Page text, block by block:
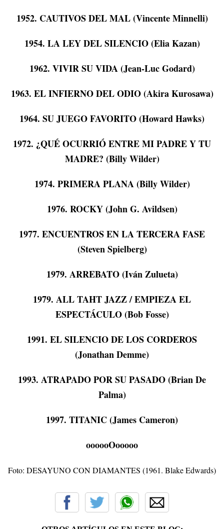
1952. CAUTIVOS DEL MAL (Vincente Minnelli)
1954. LA LEY DEL SILENCIO (Elia Kazan)
1962. VIVIR SU VIDA (Jean-Luc Godard)
1963. EL INFIERNO DEL ODIO (Akira Kurosawa)
1964. SU JUEGO FAVORITO (Howard Hawks)
1972. ¿QUÉ OCURRIÓ ENTRE MI PADRE Y TU
MADRE? (Billy Wilder)
1974. PRIMERA PLANA (Billy Wilder)
1976. ROCKY (John G. Avildsen)
1977. ENCUENTROS EN LA TERCERA FASE
(Steven Spielberg)
1979. ARREBATO (Iván Zulueta)
1979. ALL TAHT JAZZ / EMPIEZA EL
ESPECTÁCULO (Bob Fosse)
1991. EL SILENCIO DE LOS CORDEROS
(Jonathan Demme)
1993. ATRAPADO POR SU PASADO (Brian De
Palma)
1997. TITANIC (James Cameron)
oooooOooooo
Foto: DESAYUNO CON DIAMANTES (1961. Blake Edwards)